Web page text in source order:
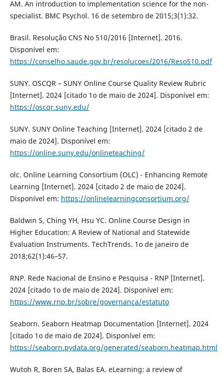
AM. An introduction to implementation science for the non-
specialist. BMC Psychol. 16 de setembro de 2015;3(1):32.
Brasil. Resolução CNS No 510/2016 [Internet]. 2016.
Disponível em:
https://conselho.saude.gov.br/resolucoes/2016/Reso510.pdf
SUNY. OSCQR – SUNY Online Course Quality Review Rubric
[Internet]. 2024 [citado 1o de maio de 2024]. Disponível em:
https://oscqr.suny.edu/
SUNY. SUNY Online Teaching [Internet]. 2024 [citado 2 de
maio de 2024]. Disponível em:
https://online.suny.edu/onlineteaching/
olc. Online Learning Consortium (OLC) - Enhancing Remote
Learning [Internet]. 2024 [citado 2 de maio de 2024].
Disponível em: https://onlinelearningconsortium.org/
Baldwin S, Ching YH, Hsu YC. Online Course Design in
Higher Education: A Review of National and Statewide
Evaluation Instruments. TechTrends. 1o de janeiro de
2018;62(1):46–57.
RNP. Rede Nacional de Ensino e Pesquisa - RNP [Internet].
2024 [citado 1o de maio de 2024]. Disponível em:
https://www.rnp.br/sobre/governanca/estatuto
Seaborn. Seaborn Heatmap Documentation [Internet]. 2024
[citado 1o de maio de 2024]. Disponível em:
https://seaborn.pydata.org/generated/seaborn.heatmap.html
Wutoh R, Boren SA, Balas EA. eLearning: a review of